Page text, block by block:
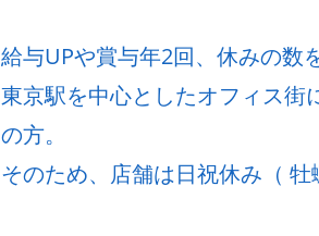
給与UPや賞与年2回、休みの数
東京駅を中心としたオフィス街
の方。
そのため、店舗は日祝休み（ 牡